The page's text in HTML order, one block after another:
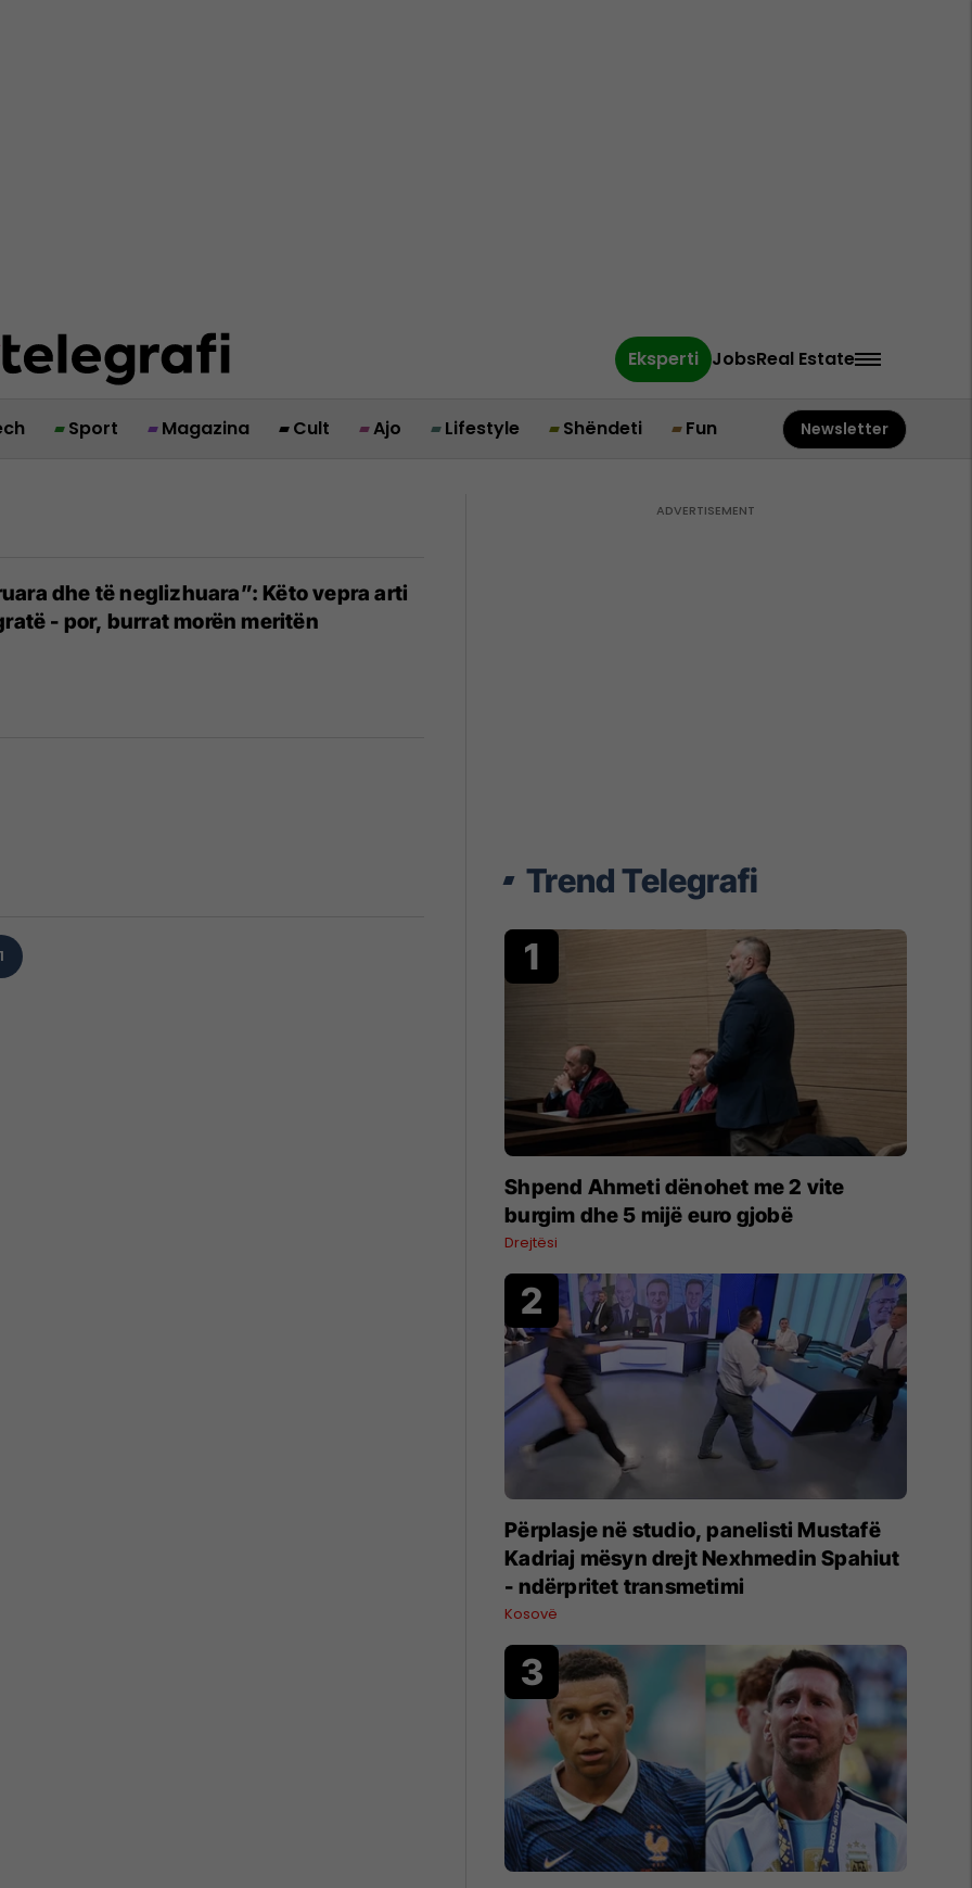
Eksperti JobsReal Estate
Sport Magazina Cult Ajo Lifestyle Shëndeti Fun Newsletter
dhe të neglizhuara”: Këto vepra arti
- por, burrat morën meritën
1
Trend Telegrafi
Shpend Ahmeti dënohet me 2 vite
burgim dhe 5 mijë euro gjobë
Drejtësi
Përplasje në studio, panelisti Mustafë
Kadriaj mësyn drejt Nexhmedin Spahiut
- ndërpritet transmetimi
Kosovë